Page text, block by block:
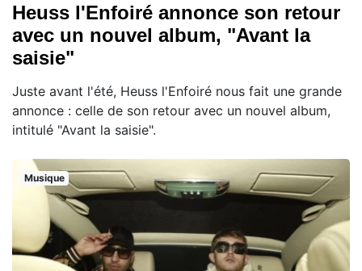
Heuss l'Enfoiré annonce son retour
avec un nouvel album, "Avant la
saisie"
Juste avant l'été, Heuss l'Enfoiré nous fait une grande
annonce : celle de son retour avec un nouvel album,
intitulé "Avant la saisie".
Musique